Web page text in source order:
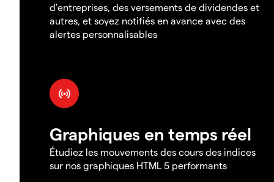
d'entreprises, des versements de dividendes et
autres, et soyez notifiés en avance avec des
alertes personnalisables
Graphiques en temps réel
Étudiez les mouvements des cours des indices
sur nos graphiques HTML 5 performants